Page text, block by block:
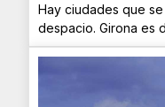
Hay ciudades que
despacio. Girona es